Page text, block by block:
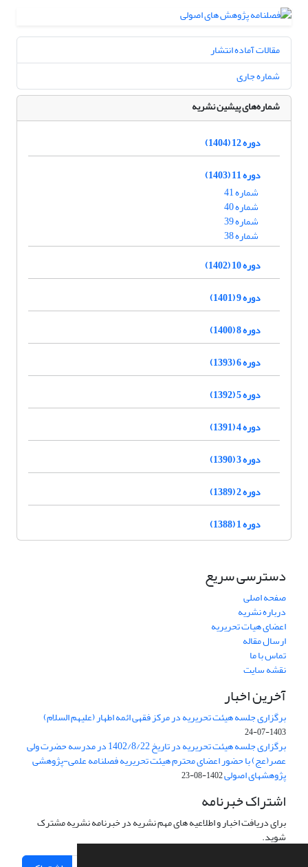
مقالات آماده انتشار
شماره جاری
شماره‌های پیشین نشریه
دوره 12 (1404)
دوره 11 (1403)
شماره 41
شماره 40
شماره 39
شماره 38
دوره 10 (1402)
دوره 9 (1401)
دوره 8 (1400)
دوره 6 (1393)
دوره 5 (1392)
دوره 4 (1391)
دوره 3 (1390)
دوره 2 (1389)
دوره 1 (1388)
دسترسی سریع
صفحه اصلی
درباره نشریه
اعضای هیات تحریریه
ارسال مقاله
تماس با ما
نقشه سایت
آخرین اخبار
برگزاری جلسه هیئت تحریریه در مرکز فقهی ائمه اطهار (علیهم السلام)
1403-07-24
برگزاری جلسه هیئت تحریریه در تاریخ 1402/8/22 در مدرسه حضرت ولی
عصر(عج) با حضور اعضای محترم هیئت تحریریه فصلنامه علمی-پژوهشی
پژوهشهای اصولی1402-08-23
اشتراک خبرنامه
برای دریافت اخبار و اطلاعیه های مهم نشریه در خبرنامه نشریه مشترک
شوید.